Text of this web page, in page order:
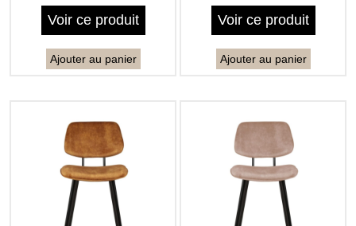
Voir ce produit
Ajouter au panier
Voir ce produit
Ajouter au panier